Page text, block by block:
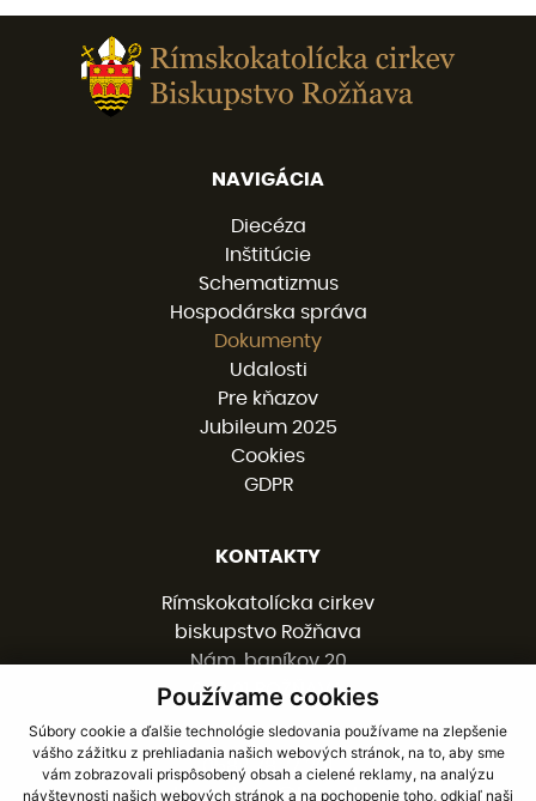
Používame cookies
Súbory cookie a ďalšie technológie sledovania používame na zlepšenie
vášho zážitku z prehliadania našich webových stránok, na to, aby sme
vám zobrazovali prispôsobený obsah a cielené reklamy, na analýzu
návštevnosti našich webových stránok a na pochopenie toho, odkiaľ naši
NAVIGÁCIA
Diecéza
Inštitúcie
Schematizmus
Hospodárska správa
Dokumenty
Udalosti
Pre kňazov
Jubileum 2025
Cookies
GDPR
KONTAKTY
Rímskokatolícka cirkev
biskupstvo Rožňava
Nám. baníkov 20
048 01 ROŽŇAVA
058 / 78 77 201
kancelaria@burv.sk